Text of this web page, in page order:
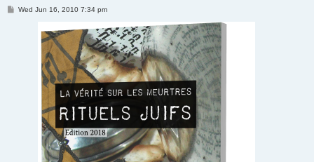
PWed Jun 16, 2010 7:34 pm